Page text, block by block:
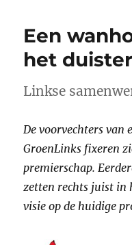
Een
het duister
Linkse
De voorvechters van
GroenLinks fixeren
premierschap.
zetten rechts juist in
visie op de huidige